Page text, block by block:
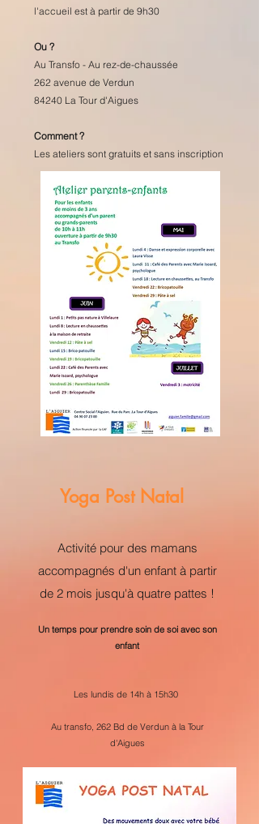
l'accueil est à partir de 9h30
Ou ?
Au Transfo - Au rez-de-chaussée
262 avenue de Verdun
84240 La Tour d'Aigues
Comment ?
Les ateliers sont gratuits et sans inscription
Yoga Post Natal
Activité pour des mamans
accompagnés d'un enfant à partir
de 2 mois jusqu'à quatre pattes !
Un temps pour prendre soin de soi avec son
enfant
Les lundis de 14h à 15h30
Au transfo, 262 Bd de Verdun à la Tour
d'Aigues